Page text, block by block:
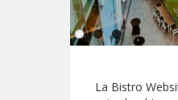
La Bistro